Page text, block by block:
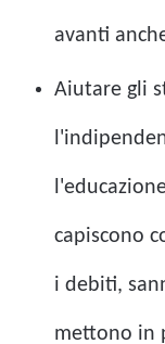
avanti
Aiutare gli
capiscono
i debiti,
mettono in